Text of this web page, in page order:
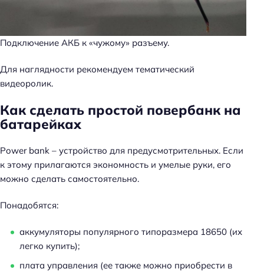
Подключение АКБ к «чужому» разъему.
Для наглядности рекомендуем тематический
видеоролик.
Как сделать простой повербанк на
батарейках
Power bank – устройство для предусмотрительных. Если
к этому прилагаются экономность и умелые руки, его
можно сделать самостоятельно.
Понадобятся:
аккумуляторы популярного типоразмера 18650 (их
легко купить);
плата управления (ее также можно приобрести в
Н
а
т
и